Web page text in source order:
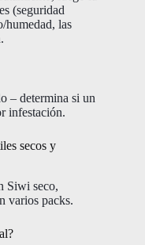
(seguridad
humedad, las
– determina si un
infestación.
secos y
Siwi seco,
varios packs.